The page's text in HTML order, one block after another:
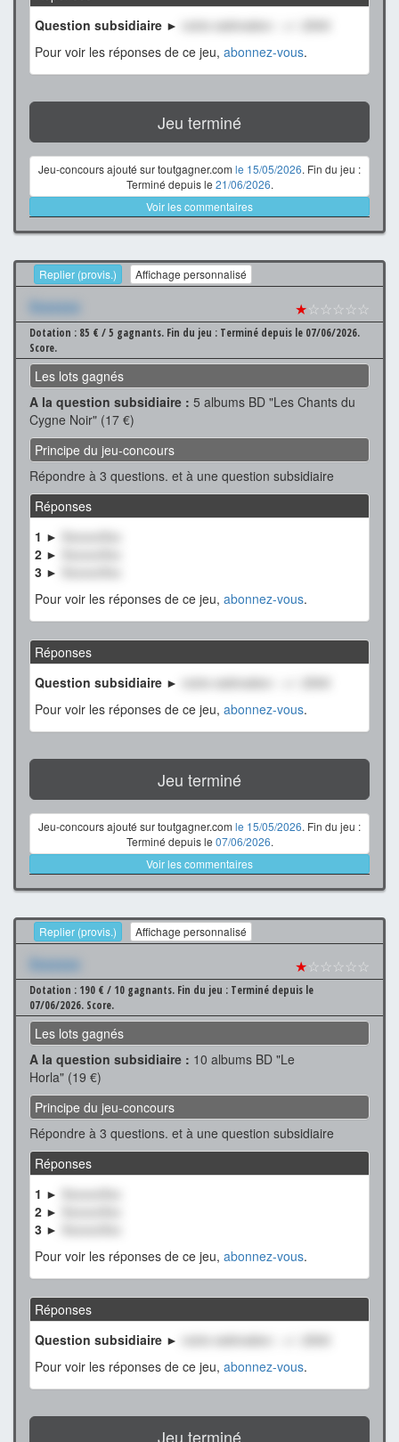
Question subsidiaire ►
notre estimation : +/- 2500
Pour voir les réponses de ce jeu, abonnez-vous.
Jeu terminé
Jeu-concours ajouté sur toutgagner.com le 15/05/2026. Fin du jeu :
Terminé depuis le 21/06/2026.
Voir les commentaires
Replier (provis.) Affichage personnalisé
Xxxxxxx ★☆☆☆☆☆
Dotation : 85 € / 5 gagnants. Fin du jeu : Terminé depuis le 07/06/2026.
Score.
Les lots gagnés
A la question subsidiaire : 5 albums BD "Les Chants du
Cygne Noir" (17 €)
Principe du jeu-concours
Répondre à 3 questions. et à une question subsidiaire
Réponses
1 ►
XxxxxxXxx
2 ►
3 ►
Pour voir les réponses de ce jeu, abonnez-vous.
Réponses
Question subsidiaire ►
notre estimation : +/- 2500
Pour voir les réponses de ce jeu, abonnez-vous.
Jeu terminé
Jeu-concours ajouté sur toutgagner.com le 15/05/2026. Fin du jeu :
Terminé depuis le 07/06/2026.
Voir les commentaires
Replier (provis.) Affichage personnalisé
Xxxxxxx ★☆☆☆☆☆
Dotation : 190 € / 10 gagnants. Fin du jeu : Terminé depuis le
07/06/2026. Score.
Les lots gagnés
A la question subsidiaire : 10 albums BD "Le
Horla" (19 €)
Principe du jeu-concours
Répondre à 3 questions. et à une question subsidiaire
Réponses
1 ►
2 ►
3 ►
Pour voir les réponses de ce jeu, abonnez-vous.
Réponses
Question subsidiaire ►
notre estimation : +/- 2500
Pour voir les réponses de ce jeu, abonnez-vous.
Jeu terminé